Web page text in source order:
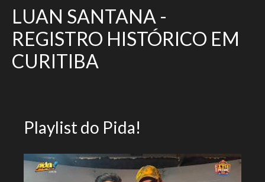
PROMOÇÕES
LUAN SANTANA -
REGISTRO HISTÓRICO EM
CURITIBA
Playlist do Pida!